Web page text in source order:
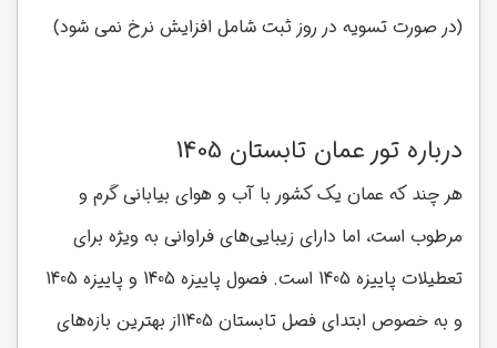
(در صورت تسویه در روز ثبت شامل افزایش نرخ نمی شود)
درباره تور عمان تابستان 1405
هر چند که عمان یک کشور با آب و هوای بیابانی گرم و
مرطوب است، اما دارای زیبایی‌های فراوانی به ویژه برای
تعطیلات پاییزه 1405 است. فصول پاییزه 1405 و پاییزه 1405
و به خصوص ابتدای فصل تابستان 1405از بهترین بازه‌های